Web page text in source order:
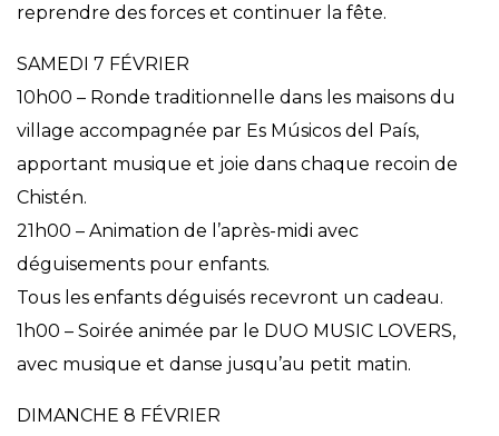
reprendre des forces et continuer la fête.
SAMEDI 7 FÉVRIER
10h00 – Ronde traditionnelle dans les maisons du
village accompagnée par Es Músicos del País,
apportant musique et joie dans chaque recoin de
Chistén.
21h00 – Animation de l’après-midi avec
déguisements pour enfants.
Tous les enfants déguisés recevront un cadeau.
1h00 – Soirée animée par le DUO MUSIC LOVERS,
avec musique et danse jusqu’au petit matin.
DIMANCHE 8 FÉVRIER